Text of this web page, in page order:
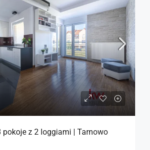
pokoje z 2 loggiami | Tarnowo